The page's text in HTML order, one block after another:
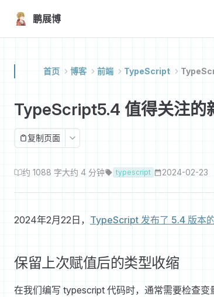
Skip to content
鹏展博
首页 博客 前端 TypeScript
TypeScript5.4 值得关注的
复制页面
约 1088 字大约 4 分钟 typescript 2024-02-23
2024年2月22日， TypeScript 发布了 5.4 版本
保留上次赋值后的类型收缩
在我们编写 typescript 代码时，通常需要检查变